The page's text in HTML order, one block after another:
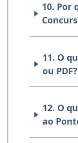
10. Por
11. O
ou PDF?
12. O
ao